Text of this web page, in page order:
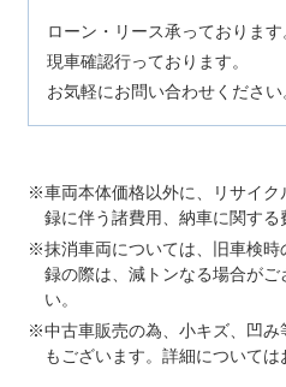
ローン・リース承っております
現車確認行っております。
お気軽にお問い合わせください
車両本体価格以外に、リサイ
録に伴う諸費用、納車に関する
抹消車両については、旧車検
録の際は、減トンなる場合がご
い。
中古車販売の為、小キズ、凹
もございます。詳細については